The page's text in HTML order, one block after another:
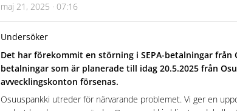
maj 21, 2025 · 07:16
Undersöker
Det har förekommit en störning i SEPA-betalningar från
betalningar som är planerade till idag 20.5.2025 från
avvecklingskonton försenas.
Osuuspankki utreder för närvarande problemet. Vi ger en